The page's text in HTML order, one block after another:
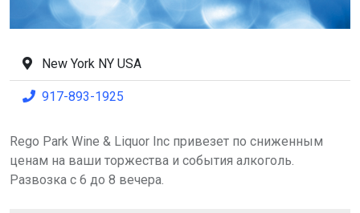
New York NY USA
917-893-1925
Rego Park Wine & Liquor Inc привезет по сниженным
ценам на ваши торжества и события алкоголь.
Развозка с 6 до 8 вечера.